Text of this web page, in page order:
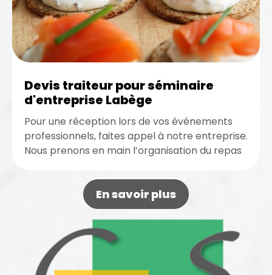
Devis traiteur pour séminaire
d'entreprise Labège
Pour une réception lors de vos événements
professionnels, faites appel à notre entreprise.
Nous prenons en main l’organisation du repas
En savoir plus